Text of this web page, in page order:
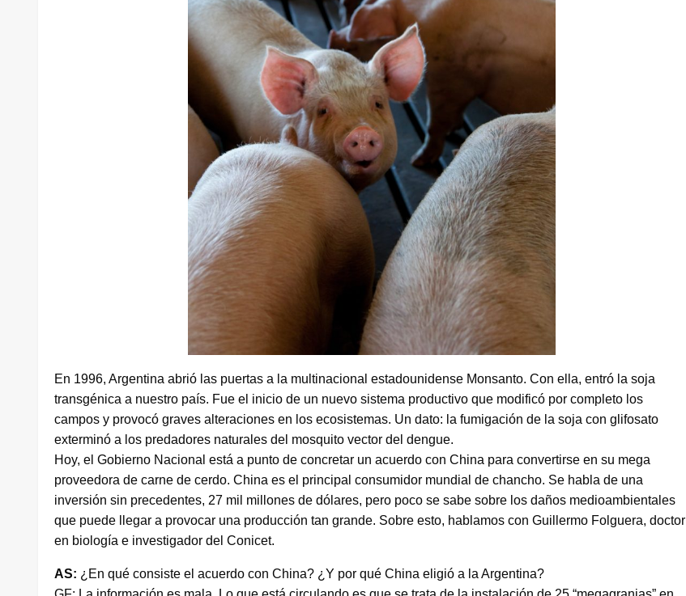
En 1996, Argentina abrió las puertas a la multinacional estadounidense Monsanto. Con ella, entró la soja
transgénica a nuestro país. Fue el inicio de un nuevo sistema productivo que modificó por completo los
campos y provocó graves alteraciones en los ecosistemas. Un dato: la fumigación de la soja con glifosato
exterminó a los predadores naturales del mosquito vector del dengue.
Hoy, el Gobierno Nacional está a punto de concretar un acuerdo con China para convertirse en su mega
proveedora de carne de cerdo. China es el principal consumidor mundial de chancho. Se habla de una
inversión sin precedentes, 27 mil millones de dólares, pero poco se sabe sobre los daños medioambientales
que puede llegar a provocar una producción tan grande. Sobre esto, hablamos con Guillermo Folguera, doctor
en biología e investigador del Conicet.
AS: ¿En qué consiste el acuerdo con China? ¿Y por qué China eligió a la Argentina?